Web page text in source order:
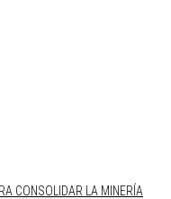
CONSOLIDAR LA MINERÍA